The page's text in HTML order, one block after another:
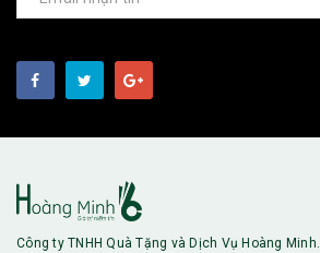
Công ty TNHH Quà Tặng và Dịch Vụ Hoàng Minh.